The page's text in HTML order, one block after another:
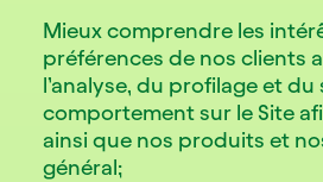
Mieux comprendre les
préférences de nos clients
l’analyse, du profilage et du
comportement sur le Site
ainsi que nos produits et
général;